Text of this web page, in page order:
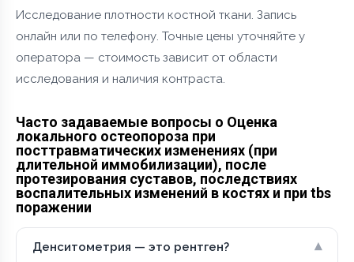
Исследование плотности костной ткани. Запись
онлайн или по телефону. Точные цены уточняйте у
оператора — стоимость зависит от области
исследования и наличия контраста.
Часто задаваемые вопросы о Оценка
локального остеопороза при
посттравматических изменениях (при
длительной иммобилизации), после
протезирования суставов, последствиях
воспалительных изменений в костях и при tbs
поражении
Денситометрия — это рентген? ▾